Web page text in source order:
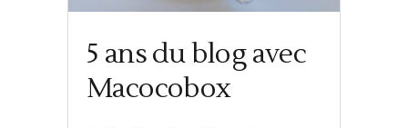
5 ans du blog avec
Macocobox